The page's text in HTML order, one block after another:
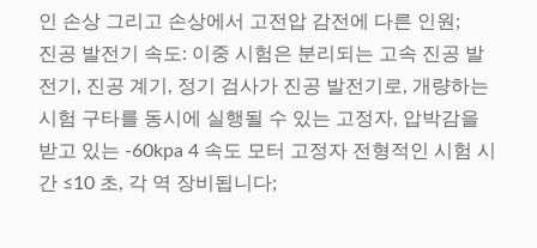
인 손상 그리고 손상에서 고전압 감전에 다른 인원;
진공 발전기 속도: 이중 시험은 분리되는 고속 진공 발
전기, 진공 계기, 정기 검사가 진공 발전기로, 개량하는
시험 구타를 동시에 실행될 수 있는 고정자, 압박감을
받고 있는 -60kpa 4 속도 모터 고정자 전형적인 시험 시
간 ≤10 초, 각 역 장비됩니다;